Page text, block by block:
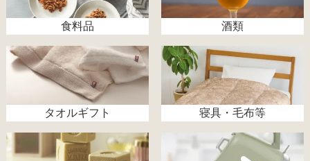
食料品 酒類
タオルギフト 寝具・毛布等